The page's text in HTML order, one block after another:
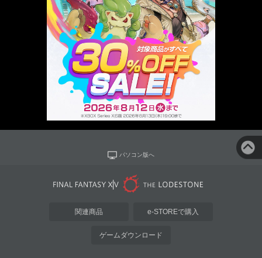
パソコン版へ
関連商品 e-STOREで購入
ゲームダウンロード